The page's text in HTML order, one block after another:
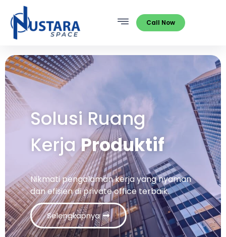
Call Now
Solusi Ruang
KerjaProduktif
Nikmati pengalaman kerja yang nyaman
dan efisien di private office terbaik.
Selengkapnya